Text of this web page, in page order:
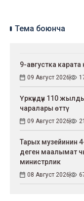
Тема боюнча
9-августка карата
09 Август 2026
Үркүндүн 110
чаралары өттү
09 Август 2026 21
Тарых музейинин
деген маалымат
министрлик
08 Август 2026